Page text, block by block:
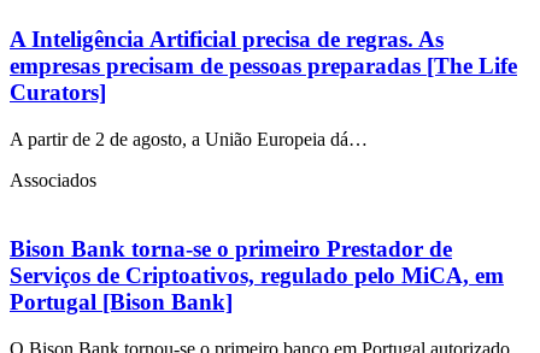
A Inteligência Artificial precisa de regras. As
empresas precisam de pessoas preparadas [The Life
Curators]
A partir de 2 de agosto, a União Europeia dá…
Associados
Bison Bank torna-se o primeiro Prestador de
Serviços de Criptoativos, regulado pelo MiCA, em
Portugal [Bison Bank]
O Bison Bank tornou-se o primeiro banco em Portugal autorizado…